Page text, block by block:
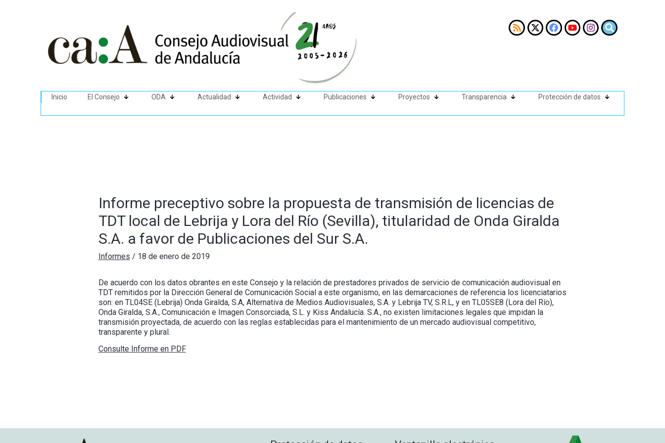
Inicio El Consejo ODA Actualidad Actividad Publicaciones Proyectos Transparencia Protección de datos
Informe preceptivo sobre la propuesta de transmisión de licencias de
TDT local de Lebrija y Lora del Río (Sevilla), titularidad de Onda Giralda
S.A. a favor de Publicaciones del Sur S.A.
Informes / 18 de enero de 2019
De acuerdo con los datos obrantes en este Consejo y la relación de prestadores privados de servicio de comunicación audiovisual en
TDT remitidos por la Dirección General de Comunicación Social a este organismo, en las demarcaciones de referencia los licenciatarios
son: en TL04SE (Lebrija) Onda Giralda, S.A, Alternativa de Medios Audiovisuales, S.A. y Lebrija TV, S.R.L, y en TL05SE8 (Lora del Río),
Onda Giralda, S.A., Comunicación e Imagen Consorciada, S.L. y Kiss Andalucía. S.A., no existen limitaciones legales que impidan la
transmisión proyectada, de acuerdo con las reglas establecidas para el mantenimiento de un mercado audiovisual competitivo,
transparente y plural.
Consulte Informe en PDF